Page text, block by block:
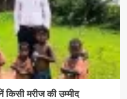
मरीज की उम्मीद